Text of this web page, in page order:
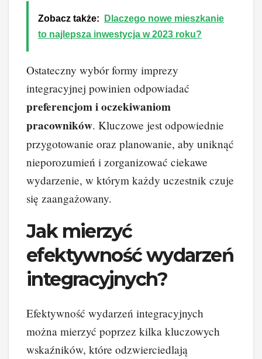
Zobacz także:
Dlaczego nowe mieszkanie
to najlepsza inwestycja w 2023 roku?
Ostateczny wybór formy imprezy
integracyjnej powinien odpowiadać
preferencjom i oczekiwaniom
pracowników. Kluczowe jest odpowiednie
przygotowanie oraz planowanie, aby uniknąć
nieporozumień i zorganizować ciekawe
wydarzenie, w którym każdy uczestnik czuje
się zaangażowany.
Jak mierzyć
efektywność wydarzeń
integracyjnych?
Efektywność wydarzeń integracyjnych
można mierzyć poprzez kilka kluczowych
wskaźników, które odzwierciedlają